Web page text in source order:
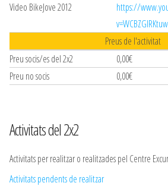
Video BikeJove 2012
https://
v=WCBZGIRKtuw
Preus de l'activitat
Preu socis/es del 2x2
0,00€
Preu no socis
0,00€
Activitats del 2x2
Activitats per realitzar o realitzades pel Centre
Activitats pendents de realitzar